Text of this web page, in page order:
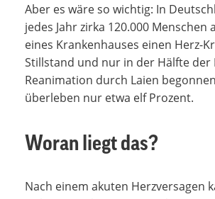
Aber es wäre so wichtig: In
jedes Jahr zirka 120.000 Menschen
eines Krankenhauses einen Herz-
Stillstand und nur in der Hälfte der
Reanimation durch Laien
überleben nur etwa elf Prozent.
Woran liegt das?
Nach einem akuten Herzversagen